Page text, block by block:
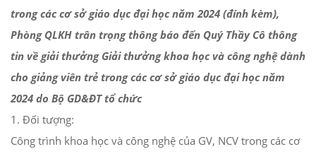
trong các cơ sở giáo dục đại học năm 2024 (đính kèm),
Phòng QLKH trân trọng thông báo đến Quý Thầy Cô thông
tin về giải thưởng Giải thưởng khoa học và công nghệ dành
cho giảng viên trẻ trong các cơ sở giáo dục đại học năm
2024 do Bộ GD&ĐT tổ chức
1. Đối tượng:
Công trình khoa học và công nghệ của GV, NCV trong các cơ